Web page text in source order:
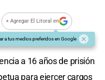
+ Agregar El Litoral en
a tus medios preferidos en Google
a 16 años de prisión
para ejercer cargos